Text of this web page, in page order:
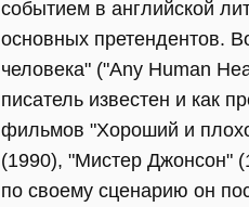
событием в английской
основных претендентов.
человека" ("Any Human
писатель известен и как
фильмов "Хороший и
(1990), "Мистер Джонсон"
по своему сценарию он